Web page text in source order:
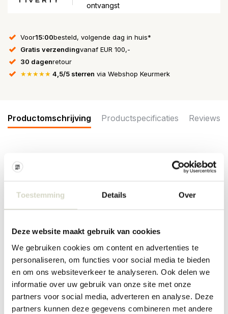
Toestemming Details Over
Deze website maakt gebruik van cookies
We gebruiken cookies om content en advertenties te
personaliseren, om functies voor social media te bieden
en om ons websiteverkeer te analyseren. Ook delen we
informatie over uw gebruik van onze site met onze
partners voor social media, adverteren en analyse. Deze
partners kunnen deze gegevens combineren met andere
ontvangst
Voor15:00besteld, volgende dag in huis*
Gratis verzendingvanaf EUR 100,-
30 dagenretour
★★★★★ 4,5/5 sterren via Webshop Keurmerk
Productomschrijving Productspecificaties Reviews
De Bloomingville Aubrin borden worden geleverd in een set van 2
stuks. De borden zijn versierd botanische bladillustraties in zachte
Afmeting: diameter 27 x hoogte 1,5cm
Kleur: naturel
Overige: Geschikt voor in de vaatwasser. Niet geschikt voor in de
magnetron en oven. Per item kunnen er verschillen zijn.
PRODUCTSPECIFICATIES
Artikelnummer 82073083